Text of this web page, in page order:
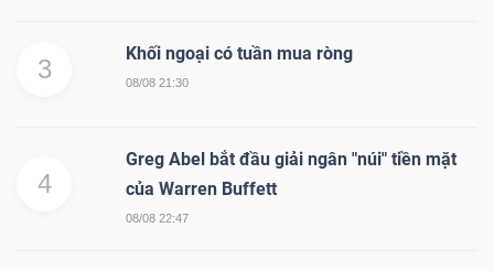
3
Khối ngoại có tuần mua ròng
08/08 21:30
4
Greg Abel bắt đầu giải ngân "núi" tiền mặt
của Warren Buffett
08/08 22:47
chứng
Tất cả Cổ phiếu Chỉ số